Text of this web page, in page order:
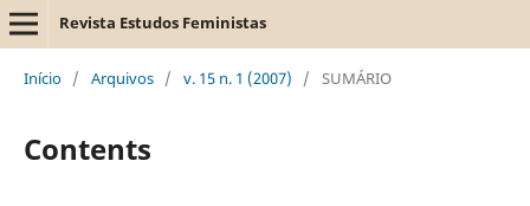
Revista Estudos Feministas
Início / Arquivos / v. 15 n. 1 (2007) / SUMÁRIO
Contents